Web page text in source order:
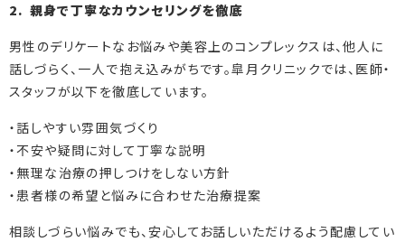
2. 親身で丁寧なカウンセリングを徹底
男性のデリケートなお悩みや美容上のコンプレックスは、他人に
話しづらく、一人で抱え込みがちです。皐月クリニックでは、医師・
スタッフが以下を徹底しています。
・話しやすい雰囲気づくり
・不安や疑問に対して丁寧な説明
・無理な治療の押しつけをしない方針
・患者様の希望と悩みに合わせた治療提案
相談しづらい悩みでも、安心してお話しいただけるよう配慮してい